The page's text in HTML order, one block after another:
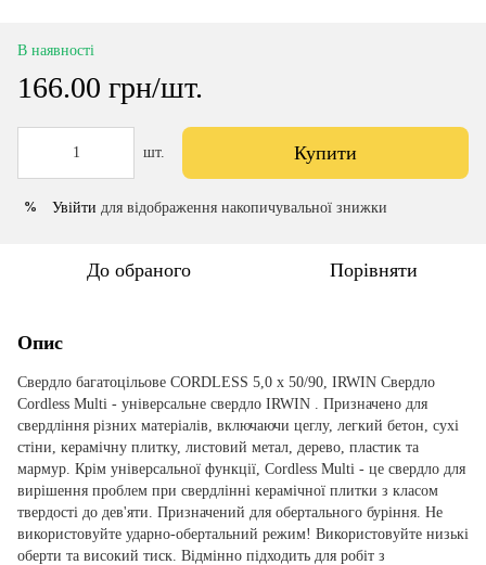
В наявності
166.00 грн/шт.
шт. Купити
% Увійти для відображення накопичувальної знижки
До обраного Порівняти
Опис
Свердло багатоцільове CORDLESS 5,0 x 50/90, IRWIN Свердло
Cordless Multi - універсальне свердло IRWIN . Призначено для
свердління різних матеріалів, включаючи цеглу, легкий бетон, сухі
стіни, керамічну плитку, листовий метал, дерево, пластик та
мармур. Крім універсальної функції, Cordless Multi - це свердло для
вирішення проблем при свердлінні керамічної плитки з класом
твердості до дев'яти. Призначений для обертального буріння. Не
використовуйте ударно-обертальний режим! Використовуйте низькі
оберти та високий тиск. Відмінно підходить для робіт з